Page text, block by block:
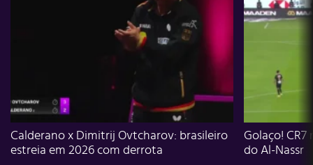
Calderano x Dimitrij Ovtcharov: brasileiro
estreia em 2026 com derrota
Golaço!
do Al-Nassr